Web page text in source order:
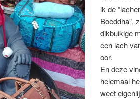
ik de
Boeddha”,
dikbuikige
een lach
oor.
En deze
helemaal
weet